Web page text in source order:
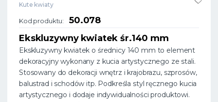
Kute kwiaty
Kod produktu:
50.078
Ekskluzywny kwiatek śr.140 mm
Ekskluzywny kwiatek o średnicy 140 mm to element
dekoracyjny wykonany z kucia artystycznego ze stali.
Stosowany do dekoracji wnętrz i krajobrazu, szprosów,
balustrad i schodów itp. Podkreśla styl ręcznego kucia
artystycznego i dodaje indywidualności produktowi.